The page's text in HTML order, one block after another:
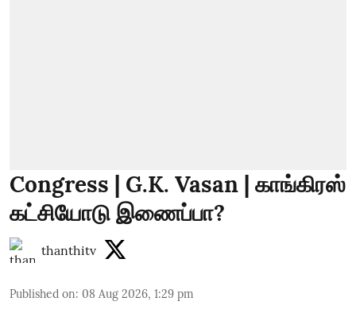
Congress | G.K. Vasan | காங்கிரஸ்
கட்சியோடு இணைப்பா?
thanthitv
Published on: 08 Aug 2026, 1:29 pm